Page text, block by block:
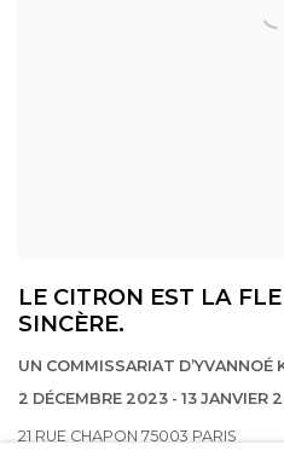
LE CITRON EST LA
SINCÈRE.
UN COMMISSARIAT D’YVANNOÉ
2 DÉCEMBRE 2023 - 13 JANVIER
21 RUE CHAPON 75003 PARIS